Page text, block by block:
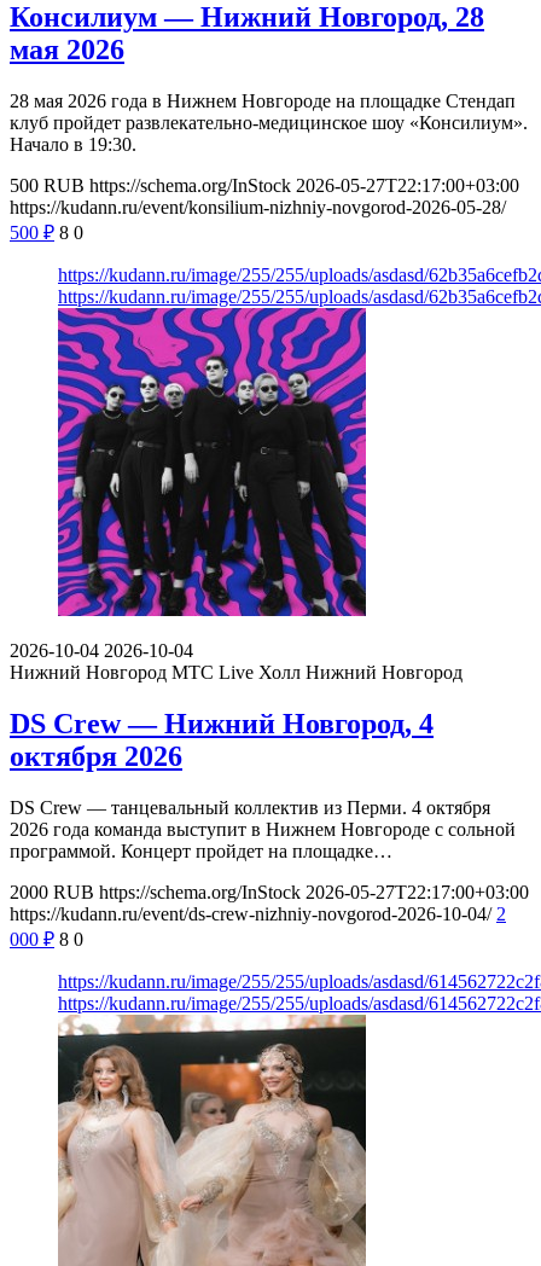
Консилиум — Нижний Новгород, 28
мая 2026
28 мая 2026 года в Нижнем Новгороде на площадке Стендап
клуб пройдет развлекательно-медицинское шоу «Консилиум».
Начало в 19:30.
500 RUB https://schema.org/InStock 2026-05-27T22:17:00+03:00
https://kudann.ru/event/konsilium-nizhniy-novgorod-2026-05-28/
500 ₽ 8 0
https://kudann.ru/image/255/255/uploads/asdasd/
https://kudann.ru/image/255/255/uploads/asdasd/
2026-10-04 2026-10-04
Нижний Новгород МТС Live Холл Нижний Новгород
DS Crew — Нижний Новгород, 4
октября 2026
DS Crew — танцевальный коллектив из Перми. 4 октября
2026 года команда выступит в Нижнем Новгороде с сольной
программой. Концерт пройдет на площадке…
2000 RUB https://schema.org/InStock 2026-05-27T22:17:00+03:00
https://kudann.ru/event/ds-crew-nizhniy-novgorod-2026-10-04/ 2
000 ₽ 8 0
https://kudann.ru/image/255/255/uploads/asdasd/
https://kudann.ru/image/255/255/uploads/asdasd/